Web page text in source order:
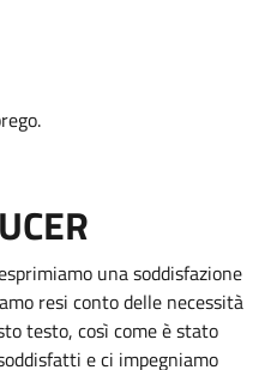
una soddisfazione
resi conto delle necessità
testo, così come è stato
e ci impegniamo